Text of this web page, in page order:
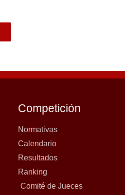
Competición
Normativas
Calendario
Resultados
Ranking
Comité de Jueces